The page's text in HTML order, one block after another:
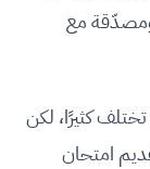
مع
كثيرًا، لكن
امتحان